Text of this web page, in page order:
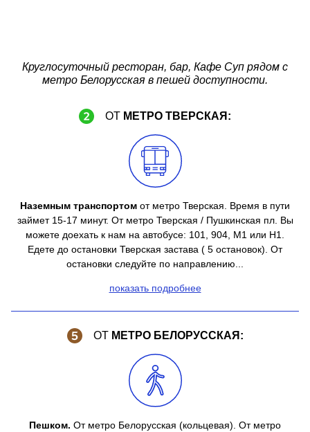
Если вы еще никогда не были в СУПе , обязательно
приходите к нам с друзьями, ведь в такие места просто
Круглосуточный ресторан, бар, Кафе Суп рядом с
метро Белорусская в пешей доступности.
ОТ МЕТРО ТВЕРСКАЯ:
Наземным транспортом от метро Тверская. Время в пути
займет 15-17 минут. От метро Тверская / Пушкинская пл. Вы
можете доехать к нам на автобусе: 101, 904, М1 или Н1.
Едете до остановки Тверская застава ( 5 остановок). От
остановки следуйте по направлению...
показать подробнее
ОТ МЕТРО БЕЛОРУССКАЯ:
Пешком. От метро Белорусская (кольцевая). От метро